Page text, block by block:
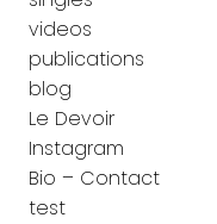
videos
publications
blog
Le Devoir
Instagram
Bio – Contact
test